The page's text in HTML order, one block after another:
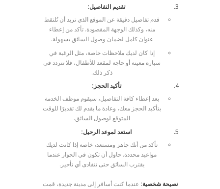
تقديم التفاصيل:
قدم تفاصيل دقيقة عن الموقع الذي تريد أن تُلتقط
منه، وكذلك الوجهة المقصودة. تأكد من إعطاء
عنوان كامل لضمان وصول السائق بسهولة.
إذا كان لديك ملاحظات خاصة، مثل الرغبة في
سيارة معينة أو حاجة لمقعد للأطفال، فلا تتردد في
ذكر ذلك.
تأكيد الحجز:
بعد إعطاء كافة التفاصيل، سيقوم موظف الخدمة
بتأكيد الحجز معك، وعادة ما يقدم لك تقديرًا للوقت
المتوقع لوصول السائق.
استعد لموعد الرحيل:
تأكد من أنك جاهز ومستعد، خاصة إذا كانت لديك
مواعيد محددة. حاول أن تكون في الجوار عندما
يقترب السائق حتى تتفادى أي تأخير.
نصيحة شخصية: عندما كنت أسافر إلى مدينة جديدة، قمت